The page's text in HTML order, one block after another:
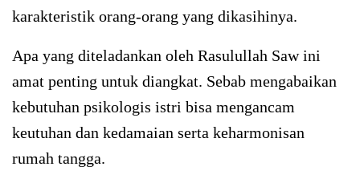
karakteristik orang-orang yang dikasihinya.
Apa yang diteladankan oleh Rasulullah Saw ini
amat penting untuk diangkat. Sebab mengabaikan
kebutuhan psikologis istri bisa mengancam
keutuhan dan kedamaian serta keharmonisan
rumah tangga.